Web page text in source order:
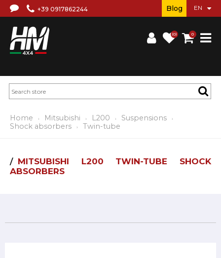
+39 0917862244
(0) 0
Blog
Home Mitsubishi L200
Suspensions
Shock absorbers
Twin-tube
MITSUBISHI L200 TWIN-TUBE SHOCK
ABSORBERS